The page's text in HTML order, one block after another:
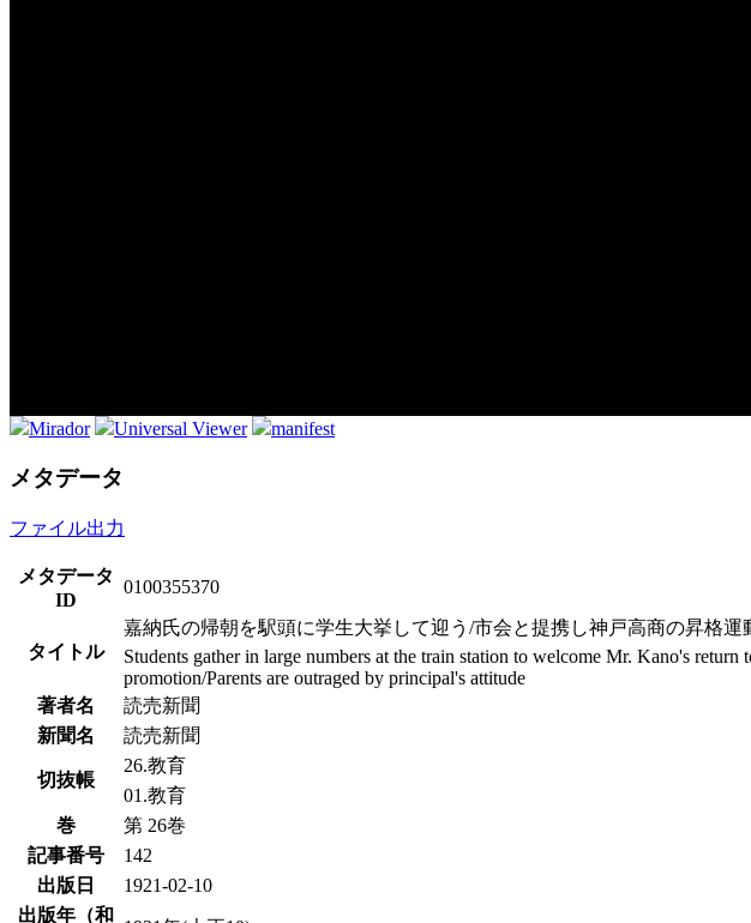
Mirador Universal Viewer manifest
メタデータ
ファイル出力
メタデータ
ID
0100355370
タイトル
嘉納氏の帰朝を駅頭に学生大挙して迎う/市会と提携し神戸高商の昇格
Students gather in large numbers at the train station to welcome Mr. Kano's
promotion/Parents are outraged by principal's attitude
著者名
読売新聞
新聞名
読売新聞
切抜帳
26.教育
01.教育
巻
第 26巻
記事番号
142
出版日
1921-02-10
出版年（和